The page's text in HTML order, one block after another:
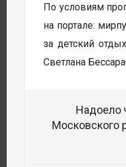
По условиям
на портале:
за детский
Светлана
Надоело
Московского